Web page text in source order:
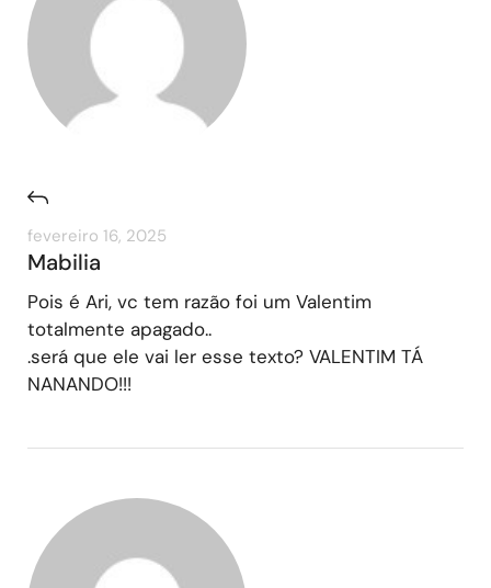
fevereiro 16, 2025
Mabilia
Pois é Ari, vc tem razão foi um Valentim
totalmente apagado..
.será que ele vai ler esse texto? VALENTIM TÁ
NANANDO!!!